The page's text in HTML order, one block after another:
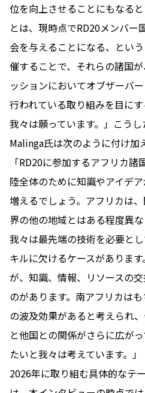
位を向上させることにもなる
とは、現時点でRD20メンバー
会を与えることになる、とい
催することで、それらの諸国
ッションにおいてオブザーバ
行われている取り組みを目に
我々は願っています。」こうし
Malinga氏は次のように付け加
「RD20に参加するアフリカ
陸全体のために知識やアイデ
増えるでしょう。アフリカは
界の他の地域とはある程度異
我々は最先端の技術を必要と
キルに欠けるケースがありま
が、知識、情報、リソースの
のがあります。南アフリカは
の波及効果があると考えられ
と他国との関係がさらに広が
たいと我々は考えています。」
2026年に取り組む具体的なテ